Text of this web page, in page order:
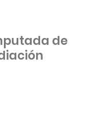
de
Computada de Tórax